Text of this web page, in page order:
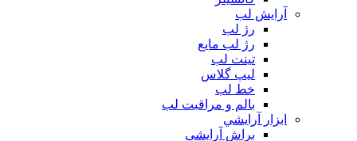
آرايش لب
رژ لب
رژ لب مایع
تینت لب
لیپ گلاس
خط لب
بالم و مراقبت لب
ابزار آرايشي
براش آرایشی